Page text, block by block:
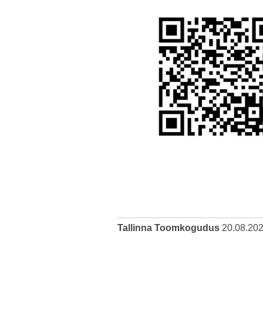
Tallinna Toomkogudus